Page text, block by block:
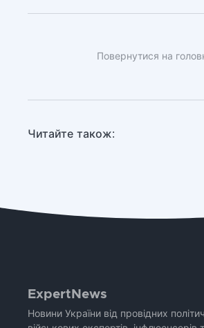
Повернутися на
Читайте також:
ExpertNews
Новини України від провідних